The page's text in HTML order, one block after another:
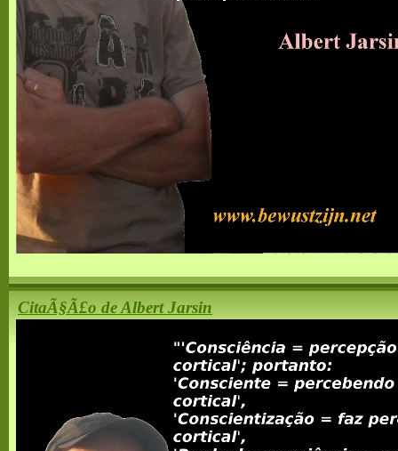
CitaÃ§Ã£o de Albert Jarsin